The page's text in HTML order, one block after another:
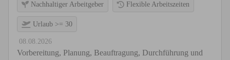
Nachhaltiger Arbeitgeber Flexible Arbeitszeiten
Urlaub >= 30
08.08.2026
Vorbereitung, Planung, Beauftragung, Durchführung und